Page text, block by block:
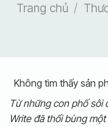
Trang chủ /
Không tìm thấy sản
Từ những con phố sôi
Write đã thổi bùng